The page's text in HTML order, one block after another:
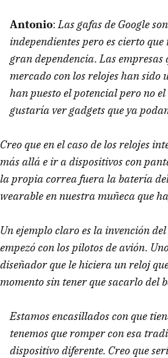
Antonio:Las gafas de Google
independientes pero es cierto
gran dependencia. Las empresas
mercado con los relojes han sido
han puesto el potencial pero no
gustaría ver gadgets que ya
Creo que en el caso de los relojes
más allá e ir a dispositivos con
la propia correa fuera la batería
wearable en nuestra muñeca que
Un ejemplo claro es la invención
empezó con los pilotos de avión.
diseñador que le hiciera un reloj
momento sin tener que sacarlo del
Estamos encasillados con que
tenemos que romper con esa
dispositivo diferente. Creo que